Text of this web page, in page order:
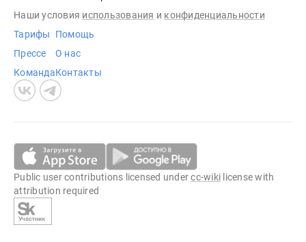
Наши условия использования и конфиденциальности
Тарифы
Прессе
Команда
Помощь
О нас
Контакты
Public user contributions licensed undercc-wiki license with
attribution required